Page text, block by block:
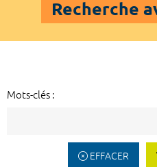
Recherche
Mots-clés :
EFFACER